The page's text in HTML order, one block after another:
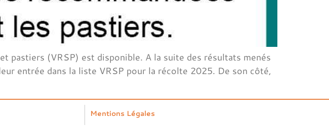
pastiers (VRSP) est disponible. A la suite des résultats menés
entrée dans la liste VRSP pour la récolte 2025. De son côté,
Mentions Légales